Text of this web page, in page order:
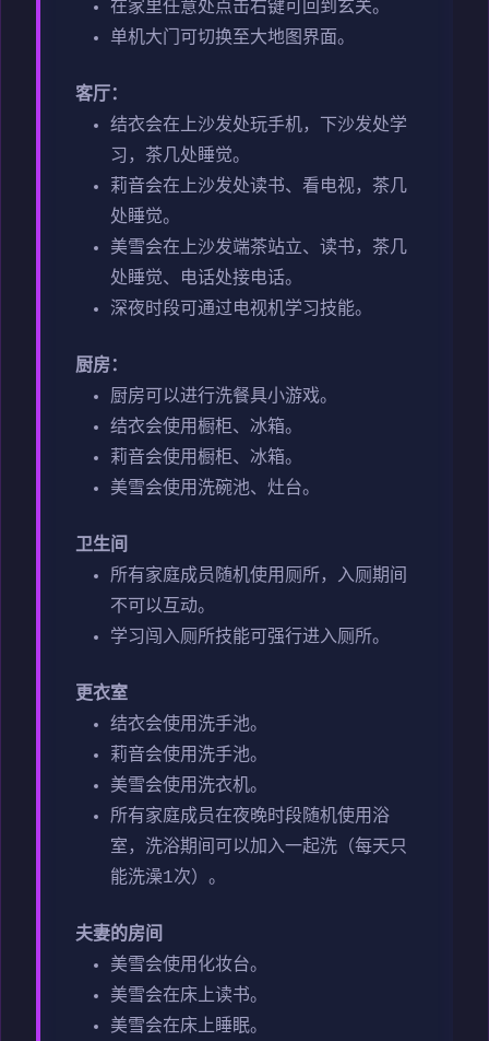
在家里任意处点击右键可回到玄关。
单机大门可切换至大地图界面。
客厅：
结衣会在上沙发处玩手机，下沙发处学
习，茶几处睡觉。
莉音会在上沙发处读书、看电视，茶几
处睡觉。
美雪会在上沙发端茶站立、读书，茶几
处睡觉、电话处接电话。
深夜时段可通过电视机学习技能。
厨房：
厨房可以进行洗餐具小游戏。
结衣会使用橱柜、冰箱。
莉音会使用橱柜、冰箱。
美雪会使用洗碗池、灶台。
卫生间
所有家庭成员随机使用厕所，入厕期间
不可以互动。
学习闯入厕所技能可强行进入厕所。
更衣室
结衣会使用洗手池。
莉音会使用洗手池。
美雪会使用洗衣机。
所有家庭成员在夜晚时段随机使用浴
室，洗浴期间可以加入一起洗（每天只
能洗澡1次）。
夫妻的房间
美雪会使用化妆台。
美雪会在床上读书。
美雪会在床上睡眠。